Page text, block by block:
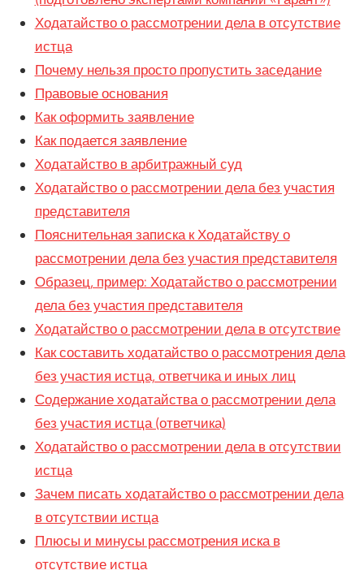
Ходатайство о рассмотрении дела в отсутствие
истца
Почему нельзя просто пропустить заседание
Правовые основания
Как оформить заявление
Как подается заявление
Ходатайство в арбитражный суд
Ходатайство о рассмотрении дела без участия
представителя
Пояснительная записка к Ходатайству о
рассмотрении дела без участия представителя
Образец, пример: Ходатайство о рассмотрении
дела без участия представителя
Ходатайство о рассмотрении дела в отсутствие
Как составить ходатайство о рассмотрения дела
без участия истца, ответчика и иных лиц
Содержание ходатайства о рассмотрении дела
без участия истца (ответчика)
Ходатайство о рассмотрении дела в отсутствии
истца
Зачем писать ходатайство о рассмотрении дела
в отсутствии истца
Плюсы и минусы рассмотрения иска в
отсутствие истца